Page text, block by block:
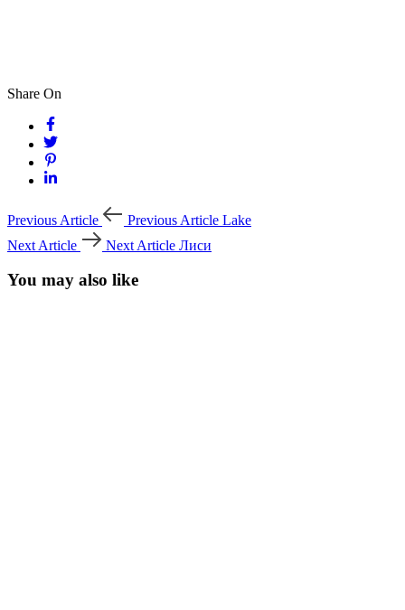
Share On
Previous Article Previous Article Lake
Next Article
Next Article Лиси
You may also like